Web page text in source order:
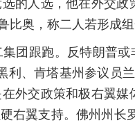
的人选，他在外交政
奥，称二人若形成组
团跟跑。反特朗普
、肯塔基州参议员
外交政策和极右翼媒
右翼支持。佛州州长